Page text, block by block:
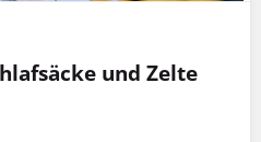
und Zelte